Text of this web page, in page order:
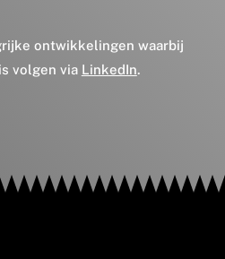
ontwikkelingen waarbij
volgen via LinkedIn.